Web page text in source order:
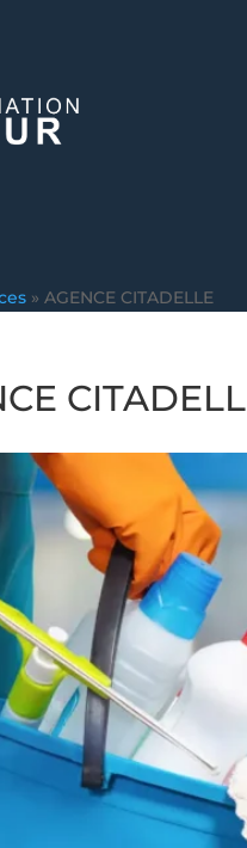
» AGENCE CITADELLE